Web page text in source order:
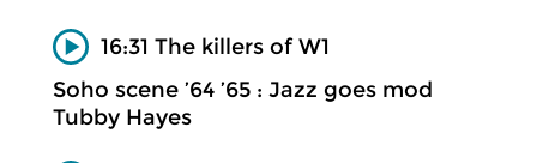
16:31 The killers of W1
Soho scene ’64 ’65 : Jazz goes mod
Tubby Hayes